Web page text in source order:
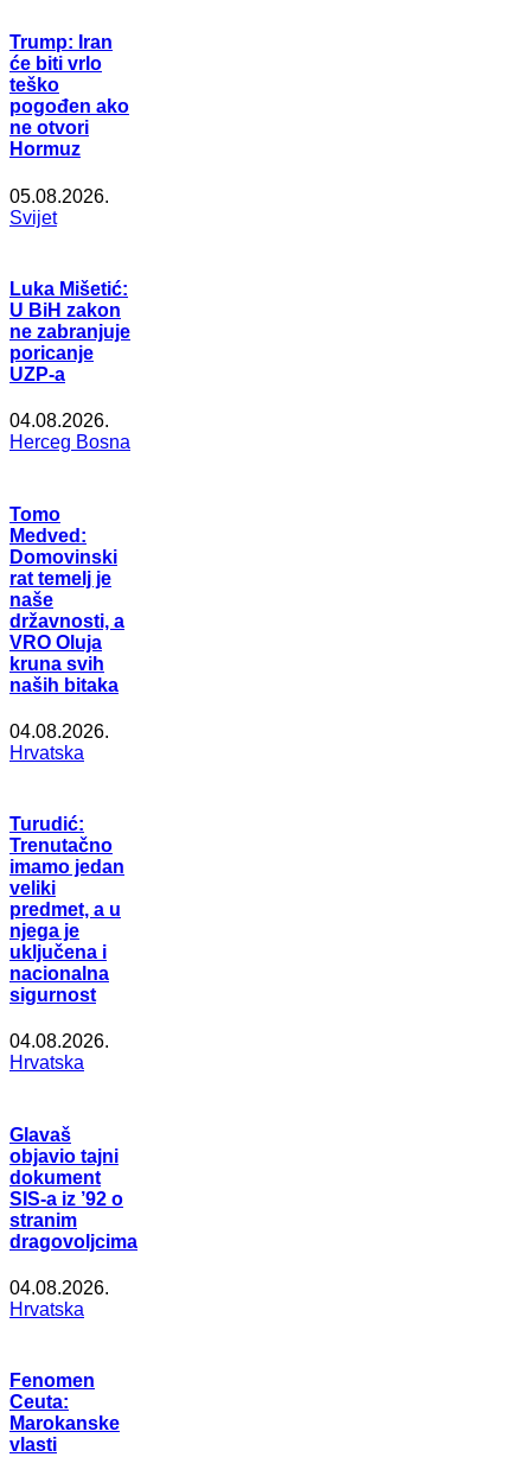
Trump: Iran
će biti vrlo
teško
pogođen ako
ne otvori
Hormuz
05.08.2026.
Svijet
Luka Mišetić:
U BiH zakon
ne zabranjuje
poricanje
UZP-a
04.08.2026.
Herceg Bosna
Tomo
Medved:
Domovinski
rat temelj je
naše
državnosti, a
VRO Oluja
kruna svih
naših bitaka
04.08.2026.
Hrvatska
Turudić:
Trenutačno
imamo jedan
veliki
predmet, a u
njega je
uključena i
nacionalna
sigurnost
04.08.2026.
Hrvatska
Glavaš
objavio tajni
dokument
SIS-a iz ’92 o
stranim
dragovoljcima
04.08.2026.
Hrvatska
Fenomen
Ceuta:
Marokanske
vlasti